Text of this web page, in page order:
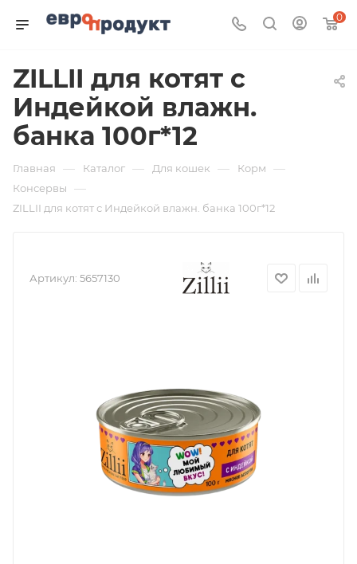
0
ZILLII для котят с
Индейкой влажн.
банка 100г*12
Главная — Каталог — Для кошек — Корм —
Консервы —
ZILLII для котят с Индейкой влажн. банка 100г*12
Артикул: 5657130